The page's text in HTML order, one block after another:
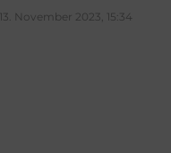
13. November 2023, 15:34